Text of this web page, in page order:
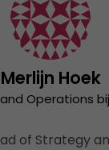
Merlijn Hoek
Operations bij
of Strategy